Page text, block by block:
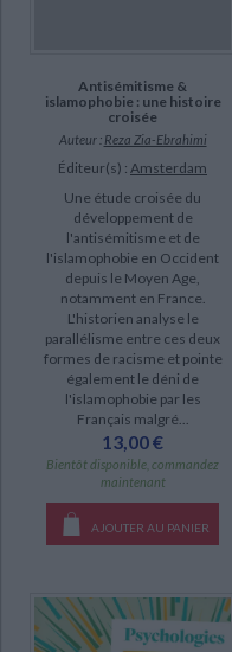
Antisémitisme &
islamophobie : une histoire
croisée
Auteur : Reza Zia-Ebrahimi
Éditeur(s) : Amsterdam
Une étude croisée du
développement de
l'antisémitisme et de
l'islamophobie en Occident
depuis le Moyen Age,
notamment en France.
L'historien analyse le
parallélisme entre ces deux
formes de racisme et pointe
également le déni de
l'islamophobie par les
Français malgré...
13,00 €
Bientôt disponible, commandez
maintenant
AJOUTER AU PANIER